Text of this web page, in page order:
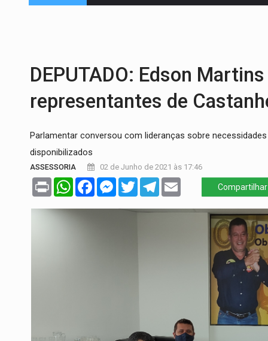
BAIRRO TEIXEIRÃO: MPF cobra
2ª Feira
SAÚDE INDÍGENA:Pirahã terão
ECONOMIA: Dia dos pais deve
ELEIÇÕES 2026: Ulisses Guimarães e as
DEPUTADO: Edson
representantes de
Parlamentar conversou com lideranças sobre
disponibilizados
ASSESSORIA 02 de Junho de 2021 às 17:46
Print WhatsAppFacebookMessenger
TwitterTelegram Compartilhar